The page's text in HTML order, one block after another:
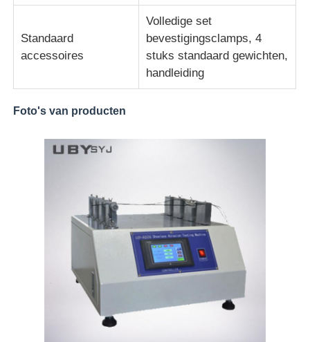
Standaard
accessoires
Volledige set
bevestigingsclamps, 4
stuks standaard gewichten,
handleiding
Foto's van producten